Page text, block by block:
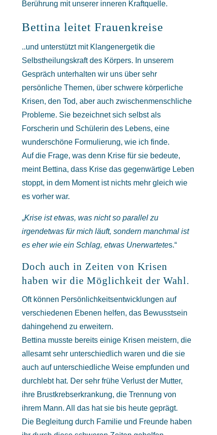
Berührung mit unserer inneren Kraftquelle.
Bettina leitet Frauenkreise
..und unterstützt mit Klangenergetik die
Selbstheilungskraft des Körpers. In unserem
Gespräch unterhalten wir uns über sehr
persönliche Themen, über schwere körperliche
Krisen, den Tod, aber auch zwischenmenschliche
Probleme. Sie bezeichnet sich selbst als
Forscherin und Schülerin des Lebens, eine
wunderschöne Formulierung, wie ich finde.
Auf die Frage, was denn Krise für sie bedeute,
meint Bettina, dass Krise das gegenwärtige Leben
stoppt, in dem Moment ist nichts mehr gleich wie
es vorher war.
„Krise ist etwas, was nicht so parallel zu
irgendetwas für mich läuft, sondern manchmal ist
es eher wie ein Schlag, etwas Unerwartetes.“
Doch auch in Zeiten von Krisen
haben wir die Möglichkeit der Wahl.
Oft können Persönlichkeitsentwicklungen auf
verschiedenen Ebenen helfen, das Bewusstsein
dahingehend zu erweitern.
Bettina musste bereits einige Krisen meistern, die
allesamt sehr unterschiedlich waren und die sie
auch auf unterschiedliche Weise empfunden und
durchlebt hat. Der sehr frühe Verlust der Mutter,
ihre Brustkrebserkrankung, die Trennung von
ihrem Mann. All das hat sie bis heute geprägt.
Die Begleitung durch Familie und Freunde haben